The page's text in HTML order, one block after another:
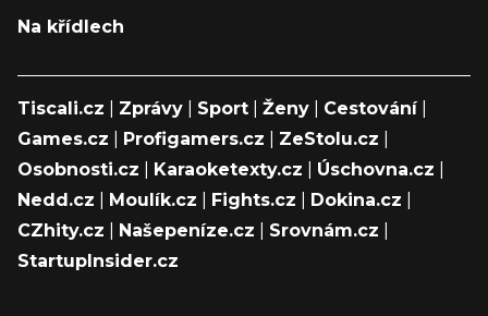
Na křídlech
Tiscali.cz Zprávy Sport Ženy Cestování|
Games.cz
Profigamers.cz ZeStolu.cz
Osobnosti.cz
Karaoketexty.cz Úschovna.cz
Nedd.cz
Moulík.cz Fights.cz Dokina.cz
CZhity.cz
Našepeníze.cz Srovnám.cz
StartupInsider.cz